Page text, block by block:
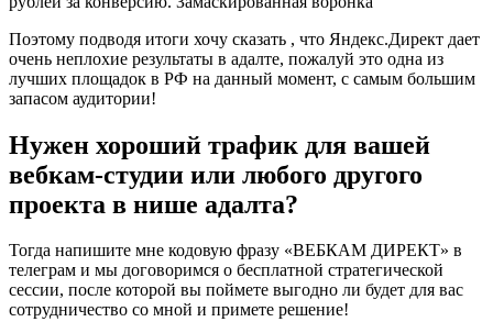
Поэтому подводя итоги хочу сказать , что Яндекс.Директ дает
очень неплохие результаты в адалте, пожалуй это одна из
лучших площадок в РФ на данный момент, с самым большим
запасом аудитории!
Нужен хороший трафик для вашей
вебкам-студии или любого другого
проекта в нише адалта?
Тогда напишите мне кодовую фразу «ВЕБКАМ ДИРЕКТ» в
телеграм и мы договоримся о бесплатной стратегической
сессии, после которой вы поймете выгодно ли будет для вас
сотрудничество со мной и примете решение!